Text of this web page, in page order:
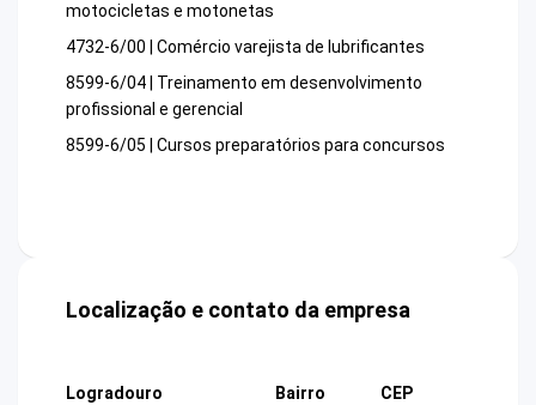
motocicletas e motonetas
4732-6/00 | Comércio varejista de lubrificantes
8599-6/04 | Treinamento em desenvolvimento
profissional e gerencial
8599-6/05 | Cursos preparatórios para concursos
Localização e contato da empresa
Logradouro
Bairro
CEP